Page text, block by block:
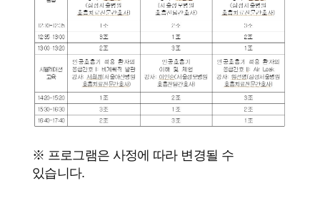
※ 프로그램은 사정에 따라 변경될 수
있습니다.